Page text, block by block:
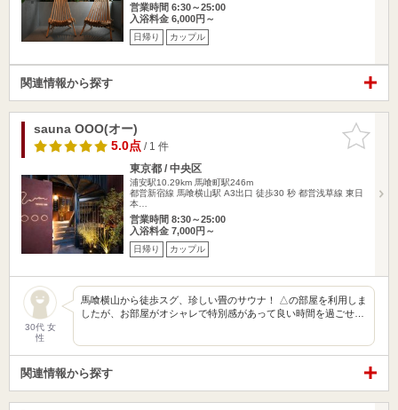
営業時間 6:30～25:00
入浴料金 6,000円～
日帰り カップル
関連情報から探す
お気に入
りに追加
sauna OOO(オー)
5.0点/ 1 件
東京都 / 中央区
浦安駅10.29km 馬喰町駅246m
都営新宿線 馬喰横山駅 A3出口 徒歩30 秒 都営浅草線 東日
本…
営業時間 8:30～25:00
入浴料金 7,000円～
日帰り カップル
30代 女
性
馬喰横山から徒歩スグ、珍しい畳のサウナ！ △の部屋を利用しま
したが、お部屋がオシャレで特別感があって良い時間を過ごせ…
関連情報から探す